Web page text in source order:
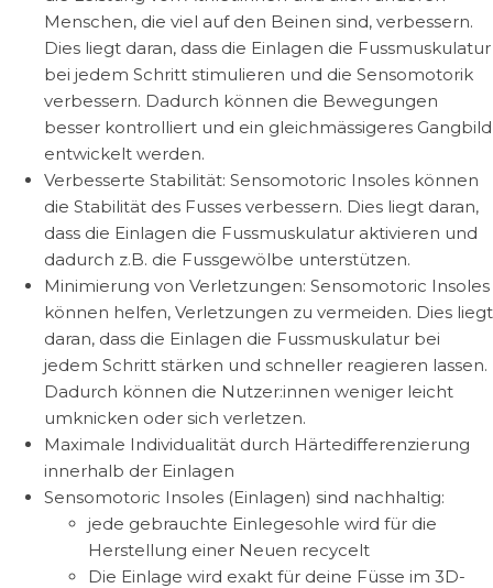
Menschen, die viel auf den Beinen sind, verbessern.
Dies liegt daran, dass die Einlagen die Fussmuskulatur
bei jedem Schritt stimulieren und die Sensomotorik
verbessern. Dadurch können die Bewegungen
besser kontrolliert und ein gleichmässigeres Gangbild
entwickelt werden.
Verbesserte Stabilität: Sensomotoric Insoles können
die Stabilität des Fusses verbessern. Dies liegt daran,
dass die Einlagen die Fussmuskulatur aktivieren und
dadurch z.B. die Fussgewölbe unterstützen.
Minimierung von Verletzungen: Sensomotoric Insoles
können helfen, Verletzungen zu vermeiden. Dies liegt
daran, dass die Einlagen die Fussmuskulatur bei
jedem Schritt stärken und schneller reagieren lassen.
Dadurch können die Nutzer:innen weniger leicht
umknicken oder sich verletzen.
Maximale Individualität durch Härtedifferenzierung
innerhalb der Einlagen
Sensomotoric Insoles (Einlagen) sind nachhaltig:
jede gebrauchte Einlegesohle wird für die
Herstellung einer Neuen recycelt
Die Einlage wird exakt für deine Füsse im 3D-